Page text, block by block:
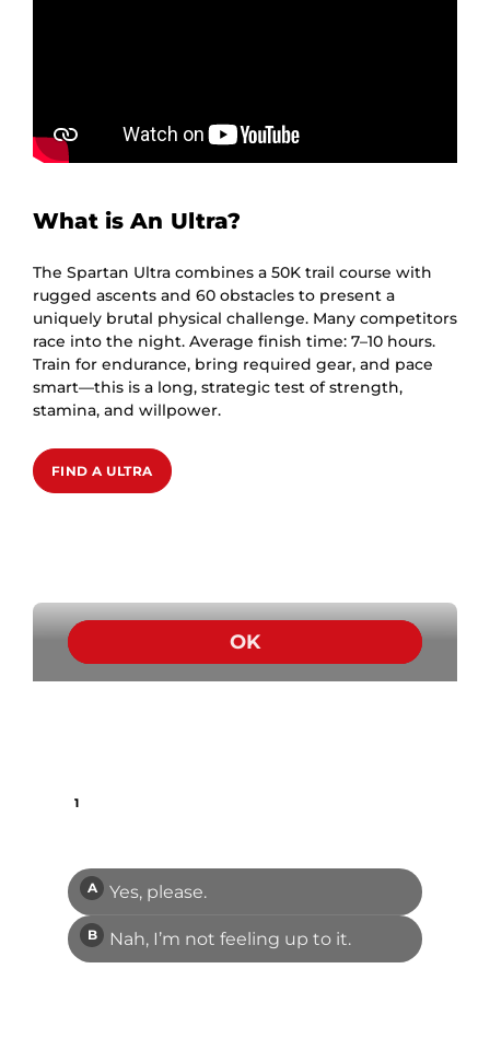
What is An Ultra?
The Spartan Ultra combines a 50K trail course with
rugged ascents and 60 obstacles to present a
uniquely brutal physical challenge. Many competitors
race into the night. Average finish time: 7–10 hours.
Train for endurance, bring required gear, and pace
smart—this is a long, strategic test of strength,
stamina, and willpower.
FIND A ULTRA